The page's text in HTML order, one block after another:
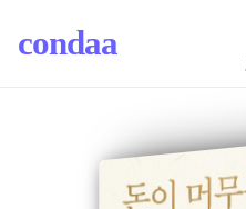
condaa